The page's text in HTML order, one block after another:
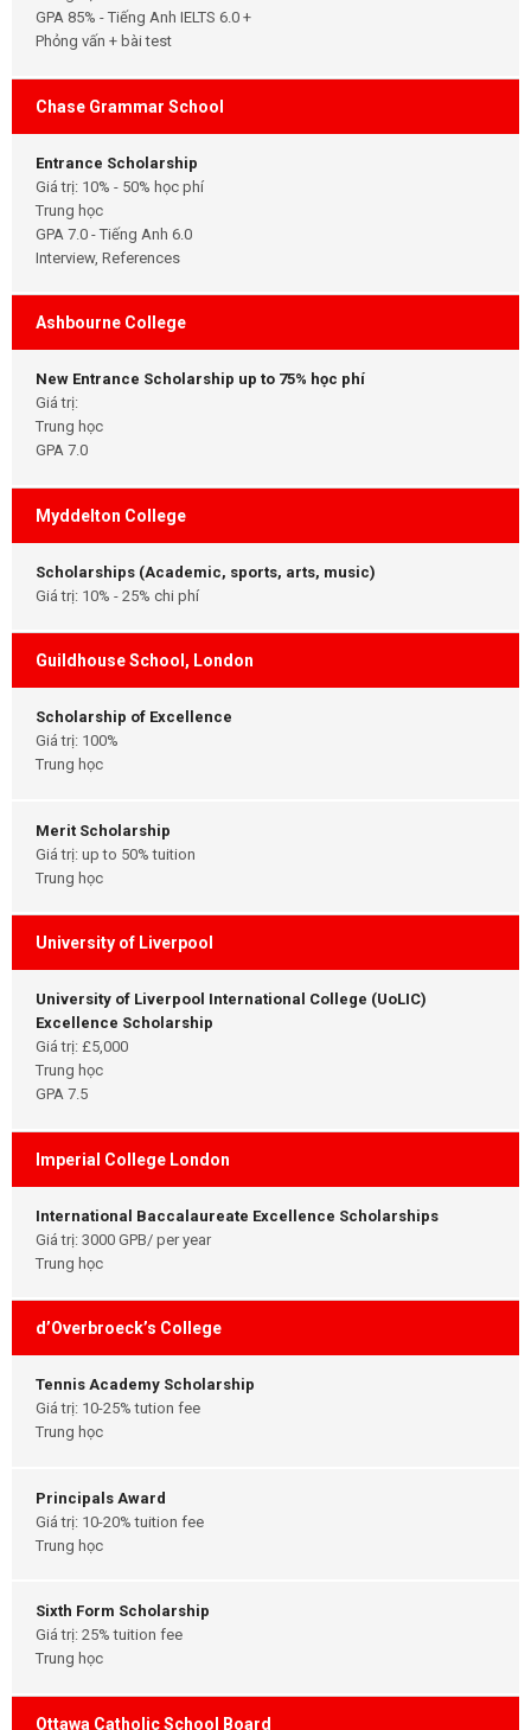
GPA 85% - Tiếng Anh IELTS 6.0 +
Phỏng vấn + bài test
Chase Grammar School
Entrance Scholarship
Giá trị: 10% - 50% học phí
Trung học
GPA 7.0 - Tiếng Anh 6.0
Interview, References
Ashbourne College
New Entrance Scholarship up to 75% học phí
Giá trị:
Trung học
GPA 7.0
Myddelton College
Scholarships (Academic, sports, arts, music)
Giá trị: 10% - 25% chi phí
Guildhouse School, London
Scholarship of Excellence
Giá trị: 100%
Trung học
Merit Scholarship
Giá trị: up to 50% tuition
Trung học
University of Liverpool
University of Liverpool International College (UoLIC)
Excellence Scholarship
Giá trị: £5,000
Trung học
GPA 7.5
Imperial College London
International Baccalaureate Excellence Scholarships
Giá trị: 3000 GPB/ per year
Trung học
d’Overbroeck’s College
Tennis Academy Scholarship
Giá trị: 10-25% tution fee
Trung học
Principals Award
Giá trị: 10-20% tuition fee
Trung học
Sixth Form Scholarship
Giá trị: 25% tuition fee
Trung học
Ottawa Catholic School Board